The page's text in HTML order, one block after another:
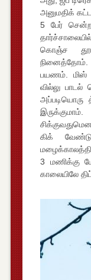
அனுமதிக்
5 பேர்
கொஞ்ச
பயணம். மிஸ்
வில்லு பாடல்
அப்படியொரு
கிக்
3 மணிக்கு
காலையிலே